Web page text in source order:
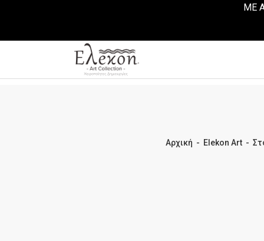
ΜΕ
Αρχική - Elekon Art-